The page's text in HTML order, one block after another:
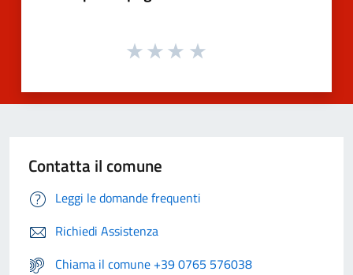
Contatta il comune
Leggi le domande frequenti
Richiedi Assistenza
Chiama il comune +39 0765 576038